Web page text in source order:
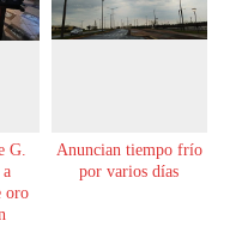
G.
oro
Anuncian tiempo frío
por varios días